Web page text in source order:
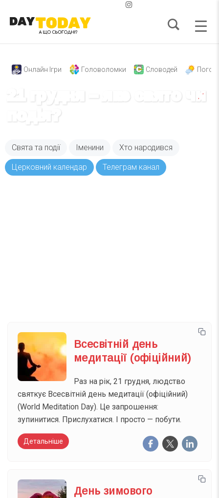
Онлайн Ігри Головоломки Словодей
21 грудня – яке свято чи
подія?
Свята та події Іменини Хто народився
Церковний календар Телеграм канал
Всесвітній день
медитації (офіційний)
Раз на рік, 21 грудня, людство
святкує Всесвітній день медитації (офіційний)
(World Meditation Day). Це запрошення:
зупинитися. Прислухатися. І просто — побути.
Детальніше
День зимового